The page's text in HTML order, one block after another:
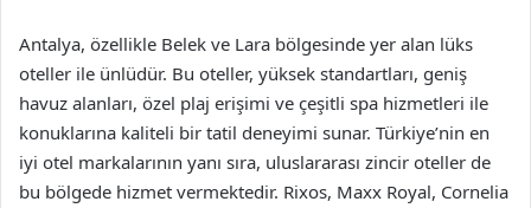
Antalya, özellikle Belek ve Lara bölgesinde yer alan lüks
oteller ile ünlüdür. Bu oteller, yüksek standartları, geniş
havuz alanları, özel plaj erişimi ve çeşitli spa hizmetleri ile
konuklarına kaliteli bir tatil deneyimi sunar. Türkiye’nin en
iyi otel markalarının yanı sıra, uluslararası zincir oteller de
bu bölgede hizmet vermektedir. Rixos, Maxx Royal, Cornelia